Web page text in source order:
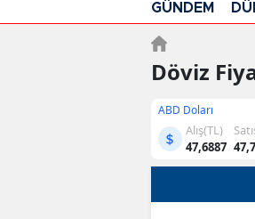
GÜNDEM
Döviz
ABD Doları
Alış(TL)
47,6887